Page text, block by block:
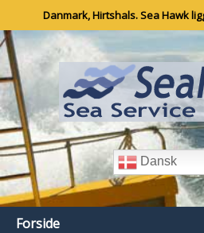
Danmark, Hirtshals. Sea Hawk
Dansk
Forside